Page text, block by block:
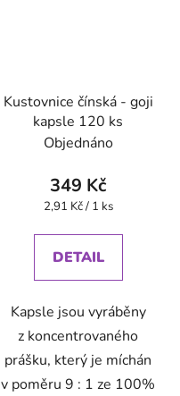
Kustovnice čínská - goji
kapsle 120 ks
Objednáno
349 Kč
Měrná
2,91 Kč / 1 ks
DETAIL
Kapsle jsou vyráběny
z koncentrovaného
prášku, který je míchán
v poměru 9 : 1 ze 100%